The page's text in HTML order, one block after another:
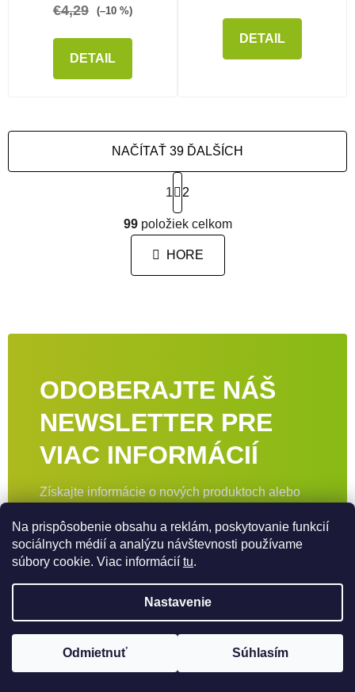
Na prispôsobenie obsahu a reklám, poskytovanie funkcií
sociálnych médií a analýzu návštevnosti používame
súbory cookie. Viac informácií tu.
Nastavenie
Odmietnuť Súhlasím
€4,29 (–10 %)
DETAIL
DETAIL
Ovládacie prvky výpisu
NAČÍTAŤ 39 ĎALŠÍCH
Stránkovanie
1 2
99položiek celkom
HORE
ODOBERAJTE NÁŠ
NEWSLETTER PRE
VIAC INFORMÁCIÍ
Získajte informácie o nových produktoch alebo
newslettera.
Odoberať
Zaškrtnutím súhlasíte s
ochrany osobných údajov
Zápätie